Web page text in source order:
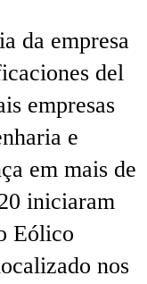
da empresa
del
empresas
e
em mais de
iniciaram
Eólico
nos